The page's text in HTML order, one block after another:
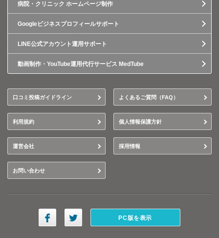
病院・クリニック ホームページ制作
Googleビジネスプロフィールサポート
LINE公式アカウント運用サポート
動画制作・YouTube運用代行サービス MedTube
口コミ投稿ガイドライン よくあるご質問（FAQ）
利用規約 個人情報保護方針
運営会社 採用情報
お問い合わせ
PC版を表示